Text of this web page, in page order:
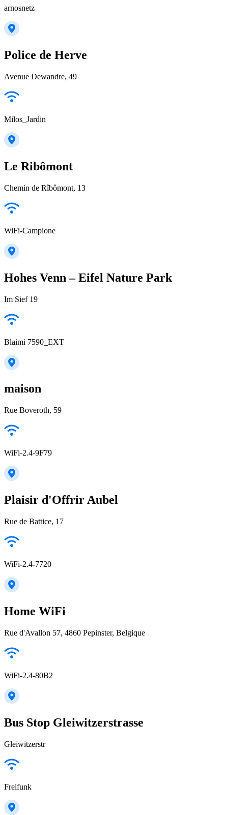
arnosnetz
Police de Herve
Avenue Dewandre, 49
Milos_Jardin
Le Ribômont
Chemin de Rîbômont, 13
WiFi-Campione
Hohes Venn – Eifel Nature Park
Im Sief 19
Blaimi 7590_EXT
maison
Rue Boveroth, 59
WiFi-2.4-9F79
Plaisir d'Offrir Aubel
Rue de Battice, 17
WiFi-2.4-7720
Home WiFi
Rue d'Avallon 57, 4860 Pepinster, Belgique
WiFi-2.4-80B2
Bus Stop Gleiwitzerstrasse
Gleiwitzerstr
Freifunk